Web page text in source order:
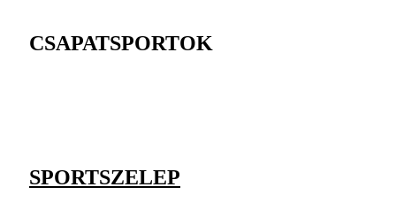
CSAPATSPORTOK
SPORTSZELEP